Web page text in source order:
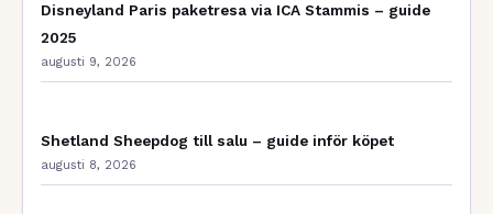
Disneyland Paris paketresa via ICA Stammis – guide
2025
augusti 9, 2026
Shetland Sheepdog till salu – guide inför köpet
augusti 8, 2026